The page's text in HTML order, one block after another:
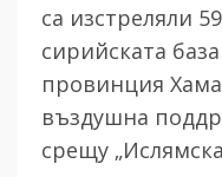
са изстреляли
сирийската
провинция
въздушна
срещу